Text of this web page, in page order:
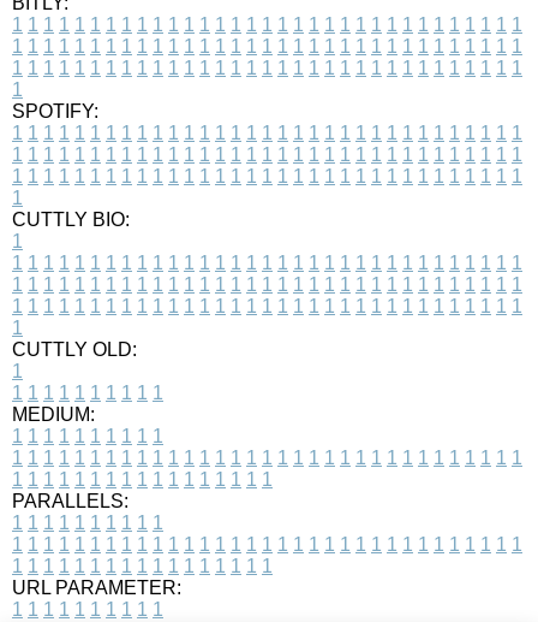
1 1 1 1 1 1 1 1 1 1 1 1 1 1 1 1 1 1 1 1 1 1 1 1 1 1 1 1 1 1 1 1 1
1 1 1 1 1 1 1 1 1 1 1 1 1 1 1 1 1 1 1 1 1 1 1 1 1 1 1 1 1 1 1 1 1
1 1 1 1 1 1 1 1 1 1 1 1 1 1 1 1 1 1 1 1 1 1 1 1 1 1 1 1 1 1 1 1 1
1
SPOTIFY:
1 1 1 1 1 1 1 1 1 1 1 1 1 1 1 1 1 1 1 1 1 1 1 1 1 1 1 1 1 1 1 1 1
1 1 1 1 1 1 1 1 1 1 1 1 1 1 1 1 1 1 1 1 1 1 1 1 1 1 1 1 1 1 1 1 1
1 1 1 1 1 1 1 1 1 1 1 1 1 1 1 1 1 1 1 1 1 1 1 1 1 1 1 1 1 1 1 1 1
1
CUTTLY BIO:
1
1 1 1 1 1 1 1 1 1 1 1 1 1 1 1 1 1 1 1 1 1 1 1 1 1 1 1 1 1 1 1 1 1
1 1 1 1 1 1 1 1 1 1 1 1 1 1 1 1 1 1 1 1 1 1 1 1 1 1 1 1 1 1 1 1 1
1 1 1 1 1 1 1 1 1 1 1 1 1 1 1 1 1 1 1 1 1 1 1 1 1 1 1 1 1 1 1 1 1
1
CUTTLY OLD:
1
1 1 1 1 1 1 1 1 1 1
MEDIUM:
1 1 1 1 1 1 1 1 1 1
1 1 1 1 1 1 1 1 1 1 1 1 1 1 1 1 1 1 1 1 1 1 1 1 1 1 1 1 1 1 1 1 1
1 1 1 1 1 1 1 1 1 1 1 1 1 1 1 1 1
PARALLELS:
1 1 1 1 1 1 1 1 1 1
1 1 1 1 1 1 1 1 1 1 1 1 1 1 1 1 1 1 1 1 1 1 1 1 1 1 1 1 1 1 1 1 1
1 1 1 1 1 1 1 1 1 1 1 1 1 1 1 1 1
URL PARAMETER:
1 1 1 1 1 1 1 1 1 1